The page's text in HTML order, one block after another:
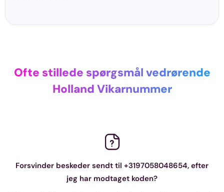
Ofte stillede spørgsmål vedrørende
Holland Vikarnummer
Forsvinder beskeder sendt til +3197058048654, efter
jeg har modtaget koden?